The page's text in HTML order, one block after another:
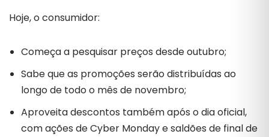
Hoje, o consumidor:
Começa a pesquisar preços desde outubro;
Sabe que as promoções serão distribuídas ao
longo de todo o mês de novembro;
Aproveita descontos também após o dia oficial,
com ações de Cyber Monday e saldões de final de